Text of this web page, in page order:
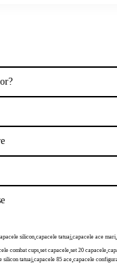
silicon,capacele tatuaj,capacele ace mari,
combat cups,set capacele,set 20 capacele,
silicon tatuaj,capacele 85 ace,capacele